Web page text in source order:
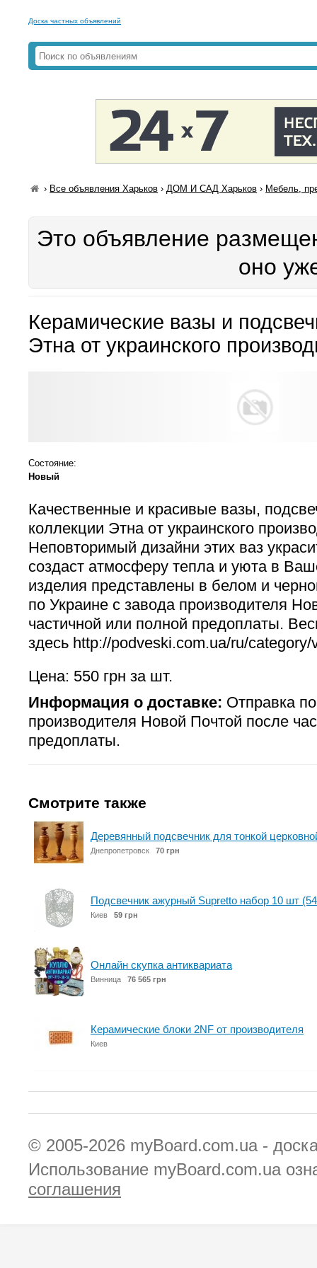
Доска частных объявлений
› Все объявления Харьков ›ДОМ И САД Харьков › Мебель,
Это объявление
оно
Керамические вазы и
Этна от украинского
Состояние:
Новый
Качественные и красивые вазы,
коллекции Этна от украинского
Неповторимый дизайни этих ваз
создаст атмосферу тепла и уюта в
изделия представлены в белом и
по Украине с завода производителя
частичной или полной предоплаты.
здесь http://podveski.com.ua/ru/
Цена: 550 грн за шт.
Информация о доставке: Отправка
производителя Новой Почтой после
предоплаты.
Смотрите также
Деревянный подсвечник для тонкой
Днепропетровск 70 грн
Подсвечник ажурный Supretto набор 10 шт
Киев 59 грн
Онлайн скупка антиквариата
Винница 76 565 грн
Керамические блоки 2NF от производителя
Киев
© 2005-2026 myBoard.com.ua -
Использование myBoard.com.ua
соглашения